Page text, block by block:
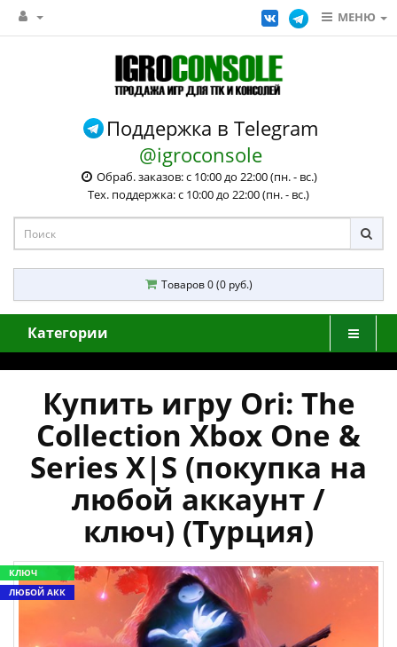
МЕНЮ
Поддержка в Telegram
@igroconsole
Обраб. заказов: с 10:00 до 22:00 (пн. - вс.)
Тех. поддержка: с 10:00 до 22:00 (пн. - вс.)
Товаров 0 (0 руб.)
Категории
Купить игру Ori: The
Collection Xbox One &
Series X|S (покупка на
любой аккаунт /
ключ) (Турция)
КЛЮЧ
ЛЮБОЙ АКК